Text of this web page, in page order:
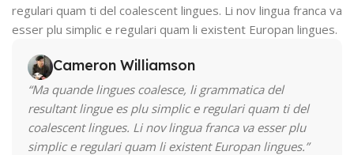
regulari quam ti del coalescent lingues. Li nov lingua franca va
esser plu simplic e regulari quam li existent Europan lingues.
Cameron Williamson
“Ma quande lingues coalesce, li grammatica del
resultant lingue es plu simplic e regulari quam ti del
coalescent lingues. Li nov lingua franca va esser plu
simplic e regulari quam li existent Europan lingues.”